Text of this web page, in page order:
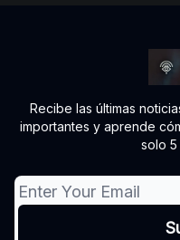
Recibe las últimas
importantes y aprende
solo 5